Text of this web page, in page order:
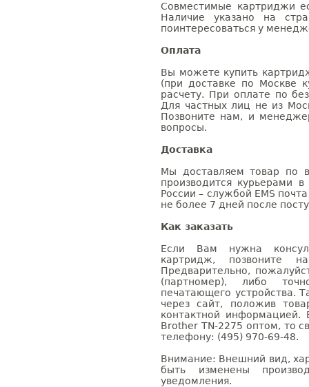
Совместимые картриджи
Наличие указано на
поинтересоваться у
Оплата
Вы можете купить
(при доставке по Москве
расчету. При оплате по
Для частных лиц не из
Позвоните нам, и
вопросы.
Доставка
Мы доставляем товар по
производится курьерами
России – службой EMS
не более 7 дней после
Как заказать
Если Вам нужна
картридж, позвоните
Предварительно,
(партномер), либо
печатающего устройства.
через сайт, положив
контактной информацией.
Brother TN-2275 оптом, то
телефону: (495) 970-69-48.
Внимание: Внешний вид,
быть изменены
уведомления.